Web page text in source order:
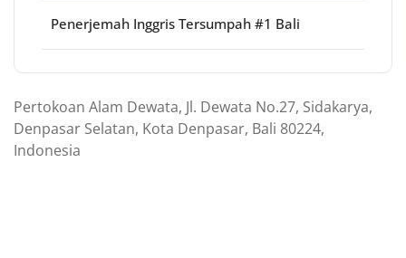
Penerjemah Inggris Tersumpah #1 Bali
Pertokoan Alam Dewata, Jl. Dewata No.27, Sidakarya,
Denpasar Selatan, Kota Denpasar, Bali 80224,
Indonesia